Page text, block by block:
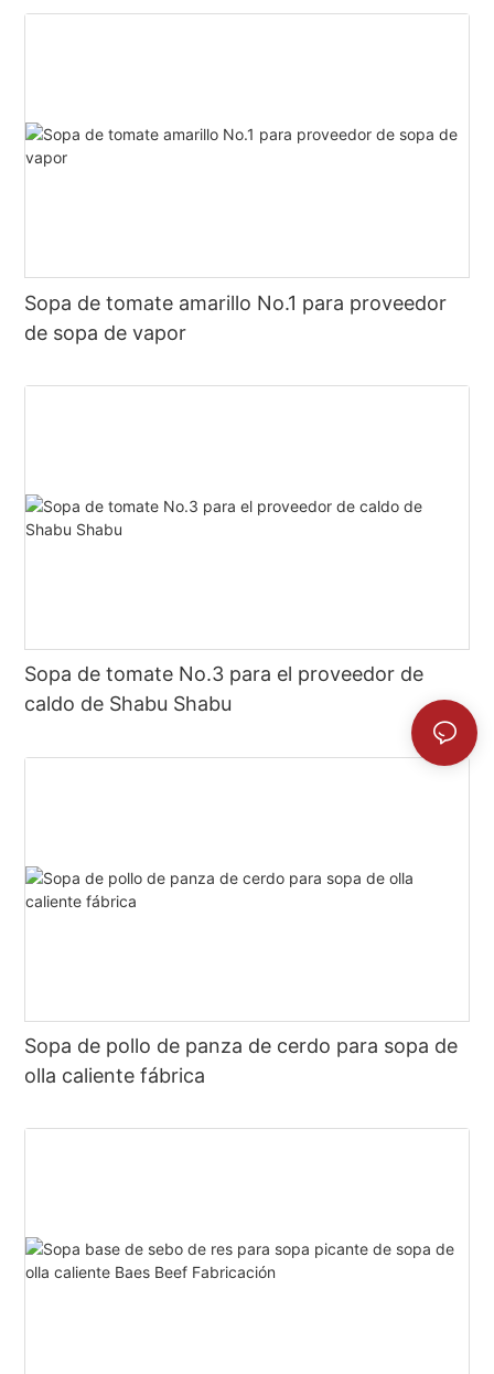
Sopa de tomate amarillo No.1 para proveedor
de sopa de vapor
Sopa de tomate No.3 para el proveedor de
caldo de Shabu Shabu
Sopa de pollo de panza de cerdo para sopa de
olla caliente fábrica